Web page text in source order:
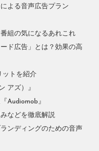
よる音声広告プラン
組の気になるあれこれ
ド広告」とは？効果の高
トを紹介
アズ）』
Audiomob』
などを徹底解説
ンディングのための音声